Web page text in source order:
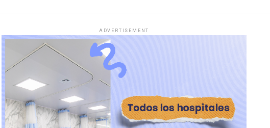
ADVERTISEMENT